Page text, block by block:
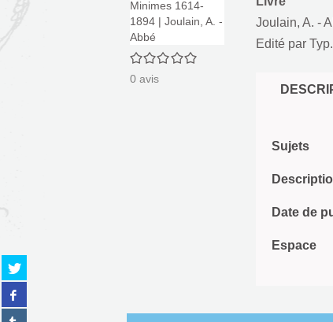
Partager
sur
twitter
(Nouvelle
Partager
sur
Partager
0/5
0 avis
Joulain, A. -
Edité par
Sujets
Date de
Espace